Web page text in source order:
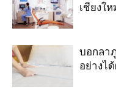
เชียงใ
บอกลา
อย่างไ